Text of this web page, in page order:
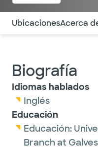
Utilice esta navegación
UbicacionesAcerca
Biografía
Idiomas hablados
Inglés
Educación
Educación:
Branch at